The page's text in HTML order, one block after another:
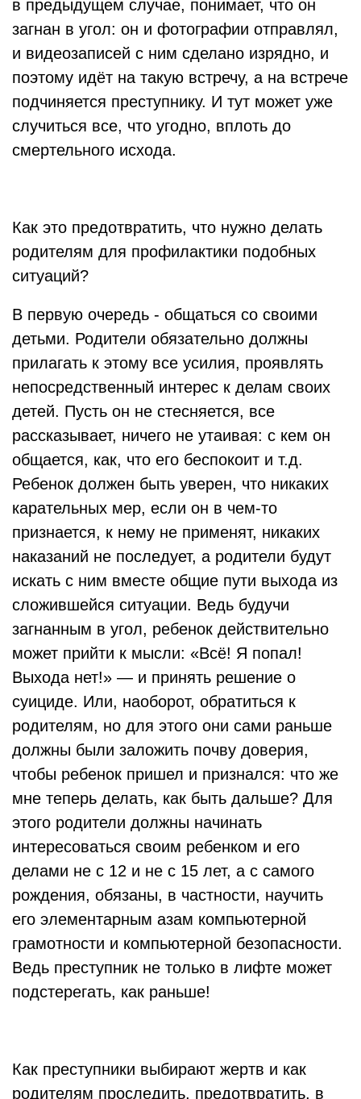
в предыдущем случае, понимает, что он
загнан в угол: он и фотографии отправлял,
и видеозаписей с ним сделано изрядно, и
поэтому идёт на такую встречу, а на встрече
подчиняется преступнику. И тут может уже
случиться все, что угодно, вплоть до
смертельного исхода.
Как это предотвратить, что нужно делать
родителям для профилактики подобных
ситуаций?
В первую очередь - общаться со своими
детьми. Родители обязательно должны
прилагать к этому все усилия, проявлять
непосредственный интерес к делам своих
детей. Пусть он не стесняется, все
рассказывает, ничего не утаивая: с кем он
общается, как, что его беспокоит и т.д.
Ребенок должен быть уверен, что никаких
карательных мер, если он в чем-то
признается, к нему не применят, никаких
наказаний не последует, а родители будут
искать с ним вместе общие пути выхода из
сложившейся ситуации. Ведь будучи
загнанным в угол, ребенок действительно
может прийти к мысли: «Всё! Я попал!
Выхода нет!» — и принять решение о
суициде. Или, наоборот, обратиться к
родителям, но для этого они сами раньше
должны были заложить почву доверия,
чтобы ребенок пришел и признался: что же
мне теперь делать, как быть дальше? Для
этого родители должны начинать
интересоваться своим ребенком и его
делами не с 12 и не с 15 лет, а с самого
рождения, обязаны, в частности, научить
его элементарным азам компьютерной
грамотности и компьютерной безопасности.
Ведь преступник не только в лифте может
подстерегать, как раньше!
Как преступники выбирают жертв и как
родителям проследить, предотвратить, в